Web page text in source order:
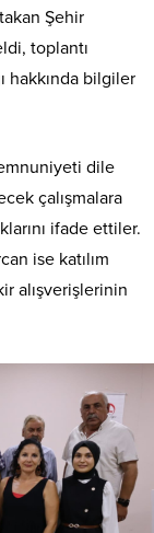
Şehir
toplantı
hakkında bilgiler
dile
çalışmalara
ifade ettiler.
ise katılım
alışverişlerinin